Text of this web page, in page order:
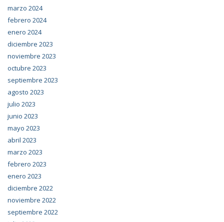
marzo 2024
febrero 2024
enero 2024
diciembre 2023
noviembre 2023
octubre 2023
septiembre 2023
agosto 2023
julio 2023
junio 2023
mayo 2023
abril 2023
marzo 2023
febrero 2023
enero 2023
diciembre 2022
noviembre 2022
septiembre 2022